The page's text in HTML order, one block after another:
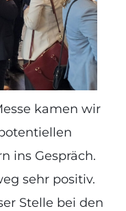
kamen wir
ins Gespräch.
sehr positiv.
Stelle bei den